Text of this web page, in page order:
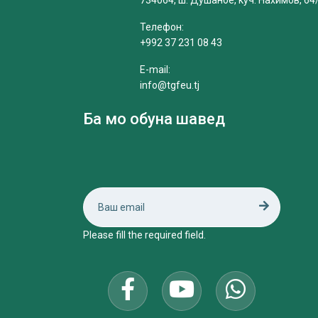
Телефон:
+992 37 231 08 43
E-mail:
info@tgfeu.tj
Ба мо обуна шавед
Please fill the required field.